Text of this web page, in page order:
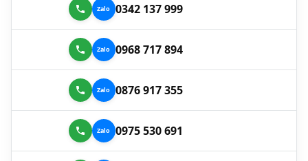
0342 137 999
0968 717 894
0876 917 355
0975 530 691